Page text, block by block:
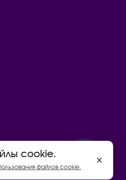
cookie.
файлов cookie.
купли - продажи товаров